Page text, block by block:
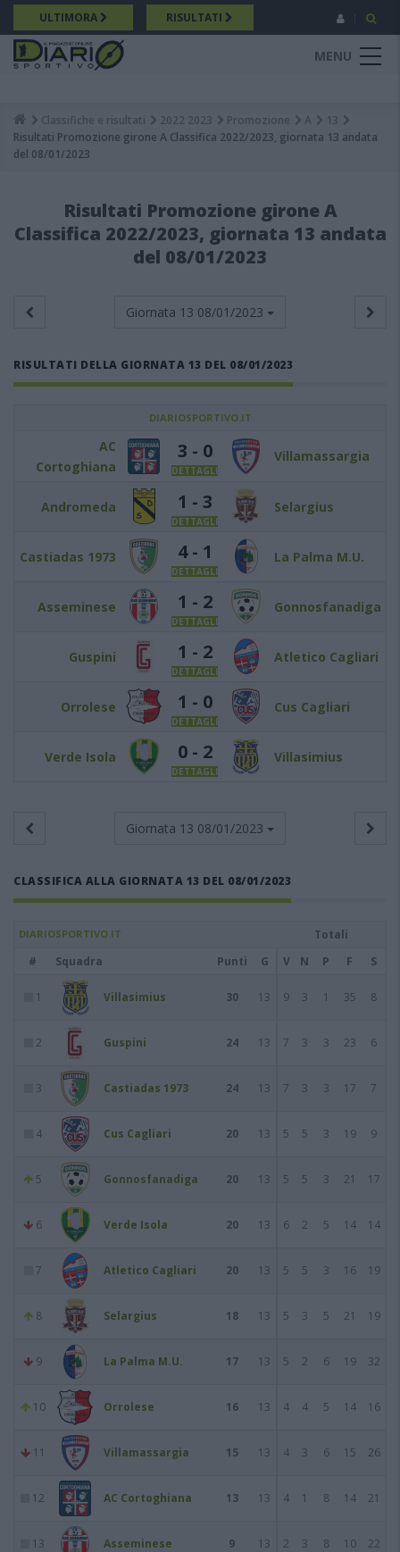
Salta
al
contenuto
principale
ULTIMORA RISULTATI
MENU
Breadcrumb
Classifiche e risultati 2022 2023 Promozione A
13
Risultati Promozione girone A Classifica 2022/2023, giornata 13 andata
del 08/01/2023
Risultati Promozione girone A
Classifica 2022/2023, giornata 13 andata
del 08/01/2023
Giornata 13 08/01/2023
RISULTATI DELLA GIORNATA 13 DEL 08/01/2023
DIARIOSPORTIVO.IT
AC
Cortoghiana
3 - 0
DETTAGLI
Villamassargia
Andromeda 1 - 3
DETTAGLI
Selargius
Castiadas 1973 4 - 1
DETTAGLI
La Palma M.U.
Asseminese 1 - 2
DETTAGLI
Gonnosfanadiga
Guspini 1 - 2
DETTAGLI
Atletico Cagliari
Orrolese 1 - 0
DETTAGLI
Cus Cagliari
Verde Isola 0 - 2
DETTAGLI
Villasimius
Giornata 13 08/01/2023
CLASSIFICA ALLA GIORNATA 13 DEL 08/01/2023
DIARIOSPORTIVO.IT
Totali
#
Squadra Punti G V N P F S
1 Villasimius 30 13 9 3 1 35 8
2 Guspini 24 13 7 3 3 23 6
3 Castiadas 1973 24 13 7 3 3 17 7
4 Cus Cagliari 20 13 5 5 3 19 9
5 Gonnosfanadiga 20 13 5 5 3 21 17
6 Verde Isola 20 13 6 2 5 14 14
7 Atletico Cagliari 20 13 5 5 3 16 19
8 Selargius 18 13 5 3 5 21 19
9 La Palma M.U. 17 13 5 2 6 19 32
10 Orrolese 16 13 4 4 5 14 16
11 Villamassargia 15 13 4 3 6 15 26
12 AC Cortoghiana 13 13 4 1 8 14 21
13 Asseminese 9 13 2 3 8 10 22